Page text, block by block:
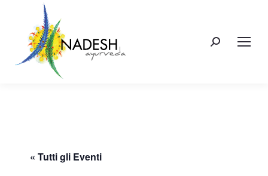
Cerca:
« Tutti gli Eventi